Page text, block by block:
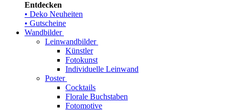
Entdecken
• Deko Neuheiten
• Gutscheine
Wandbilder
Leinwandbilder
Künstler
Fotokunst
Individuelle Leinwand
Poster
Cocktails
Florale Buchstaben
Fotomotive